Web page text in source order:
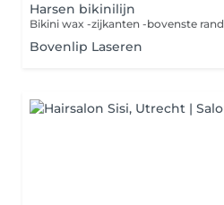
Harsen bikinilijn
Bikini wax -zijkanten -bovenste rand
Bovenlip Laseren